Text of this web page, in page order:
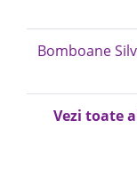
Bomboane
Vezi toate